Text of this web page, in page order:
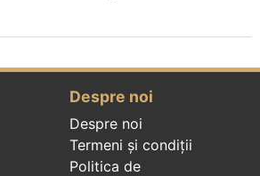
Despre noi
Despre noi
Termeni și condiții
Politica de